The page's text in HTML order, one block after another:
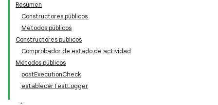
Resumen
Constructores públicos
Métodos públicos
Constructores públicos
Comprobador de estado de actividad
Métodos públicos
postExecutionCheck
establecerTestLogger